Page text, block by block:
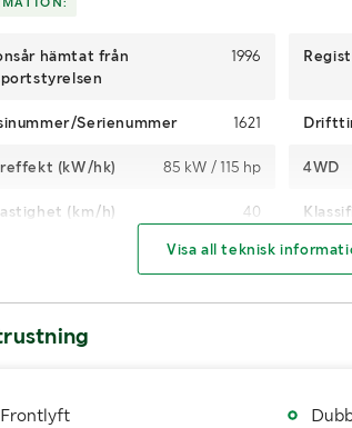
hämtat från
1996
Serienummer 1621
(kW/hk) 85 kW / 115 hp 4WD
(km/h) 40
Manuell
hydraulolja Okänt
däck bak
Visa all teknisk
Frontlyft